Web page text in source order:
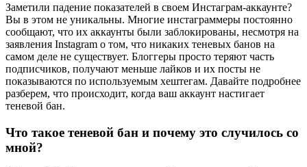
Заметили падение показателей в своем Инстаграм-аккаунте?
Вы в этом не уникальны. Многие инстаграммеры постоянно
сообщают, что их аккаунты были заблокированы, несмотря на
заявления Instagram о том, что никаких теневых банов на
самом деле не существует. Блоггеры просто теряют часть
подписчиков, получают меньше лайков и их посты не
показываются по используемым хештегам. Давайте подробнее
разберем, что происходит, когда ваш аккаунт настигает
теневой бан.
Что такое теневой бан и почему это случилось со
мной?